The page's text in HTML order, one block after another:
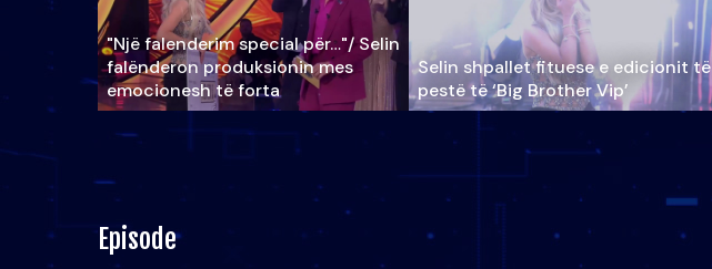
"Një falenderim special për…"/ Selin
falënderon produksionin mes
emocionesh të forta
Selin shpallet fituese e edicionit të
pestë të ‘Big Brother Vip’
Episode